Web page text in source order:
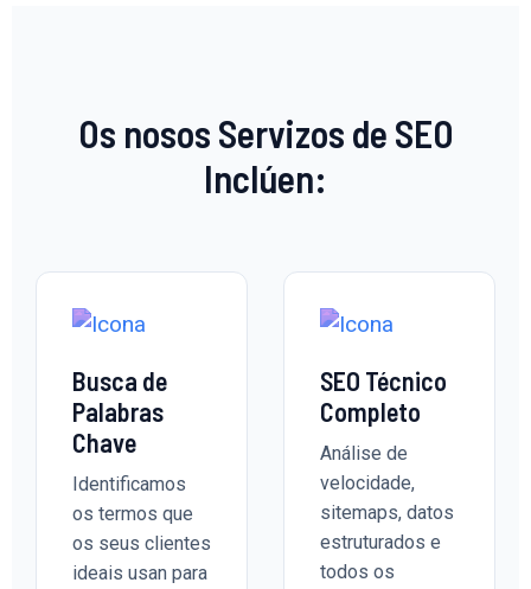
Os nosos Servizos de SEO
Inclúen:
Busca de
Palabras
Chave
Identificamos
os termos que
os seus clientes
ideais usan para
SEO Técnico
Completo
Análise de
velocidade,
sitemaps, datos
estruturados e
todos os